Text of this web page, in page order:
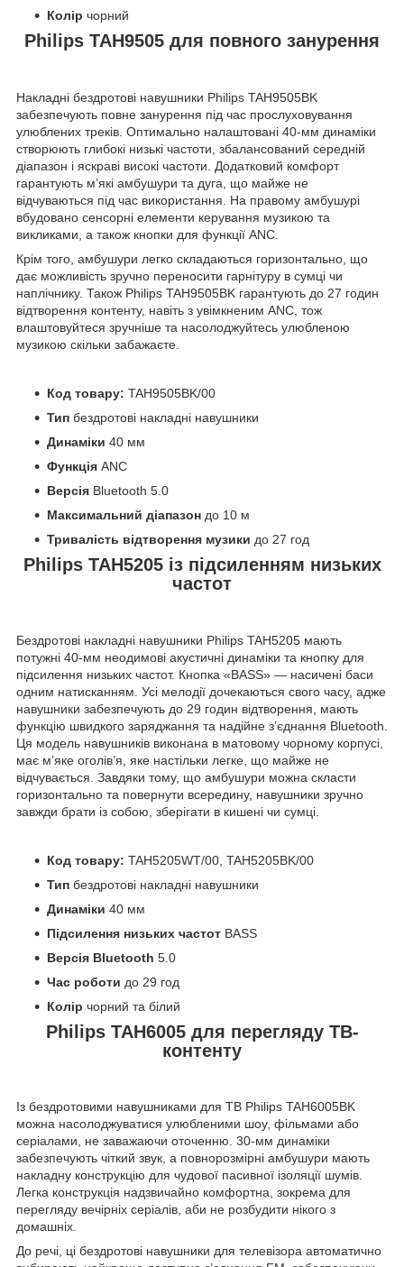
Колір чорний
Philips TAH9505 для повного занурення
Накладні бездротові навушники Philips TAH9505BK
забезпечують повне занурення під час прослуховування
улюблених треків. Оптимально налаштовані 40-мм динаміки
створюють глибокі низькі частоти, збалансований середній
діапазон і яскраві високі частоти. Додатковий комфорт
гарантують м’які амбушури та дуга, що майже не
відчуваються під час використання. На правому амбушурі
вбудовано сенсорні елементи керування музикою та
викликами, а також кнопки для функції ANC.
Крім того, амбушури легко складаються горизонтально, що
дає можливість зручно переносити гарнітуру в сумці чи
наплічнику. Також Philips TAH9505BK гарантують до 27 годин
відтворення контенту, навіть з увімкненим ANC, тож
влаштовуйтеся зручніше та насолоджуйтесь улюбленою
музикою скільки забажаєте.
Код товару: TAH9505BK/00
Тип бездротові накладні навушники
Динаміки 40 мм
Функція ANC
Версія Bluetooth 5.0
Максимальний діапазон до 10 м
Тривалість відтворення музики до 27 год
Philips TAН5205 із підсиленням низьких
частот
Бездротові накладні навушники Philips TAH5205 мають
потужні 40-мм неодимові акустичні динаміки та кнопку для
підсилення низьких частот. Кнопка «BASS» — насичені баси
одним натисканням. Усі мелодії дочекаються свого часу, адже
навушники забезпечують до 29 годин відтворення, мають
функцію швидкого заряджання та надійне з’єднання Bluetooth.
Ця модель навушників виконана в матовому чорному корпусі,
має м’яке оголів’я, яке настільки легке, що майже не
відчувається. Завдяки тому, що амбушури можна скласти
горизонтально та повернути всередину, навушники зручно
завжди брати із собою, зберігати в кишені чи сумці.
Код товару: TAH5205WT/00, TAH5205BK/00
Тип бездротові накладні навушники
Динаміки 40 мм
Підсилення низьких частот BASS
Версія Bluetooth 5.0
Час роботи до 29 год
Колір чорний та білий
Philips TAH6005 для перегляду ТВ-
контенту
Із бездротовими навушниками для ТВ Philips TAH6005BK
можна насолоджуватися улюбленими шоу, фільмами або
серіалами, не заважаючи оточенню. 30-мм динаміки
забезпечують чіткий звук, а повнорозмірні амбушури мають
накладну конструкцію для чудової пасивної ізоляції шумів.
Легка конструкція надзвичайно комфортна, зокрема для
перегляду вечірніх серіалів, аби не розбудити нікого з
домашніх.
До речі, ці бездротові навушники для телевізора автоматично